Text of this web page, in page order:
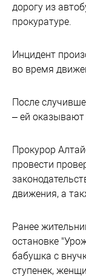
дорогу из
прокуратуре.
Инцидент
во время
После
– ей
Прокурор
провести
движения, а
Ранее
остановке
бабушка с
ступенек,